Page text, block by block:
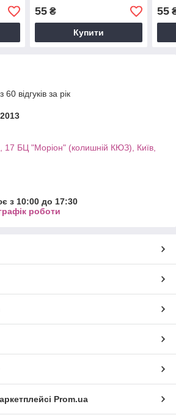
55₴
Купити
55
відгуків за рік
17 БЦ "Моріон" (колишній КЮЗ), Київ,
з 10:00 до 17:30
роботи
Prom.ua